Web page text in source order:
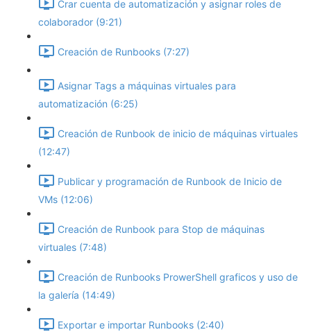
Crar cuenta de automatización y asignar roles de
colaborador (9:21)
Creación de Runbooks (7:27)
Asignar Tags a máquinas virtuales para
automatización (6:25)
Creación de Runbook de inicio de máquinas virtuales
(12:47)
Publicar y programación de Runbook de Inicio de
VMs (12:06)
Creación de Runbook para Stop de máquinas
virtuales (7:48)
Creación de Runbooks ProwerShell graficos y uso de
la galería (14:49)
Exportar e importar Runbooks (2:40)